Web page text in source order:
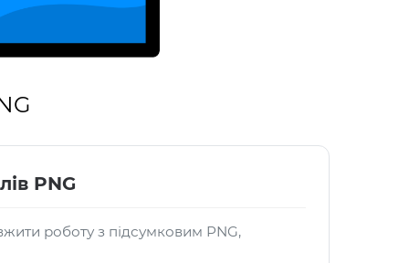
PNG
роботу з підсумковим PNG,